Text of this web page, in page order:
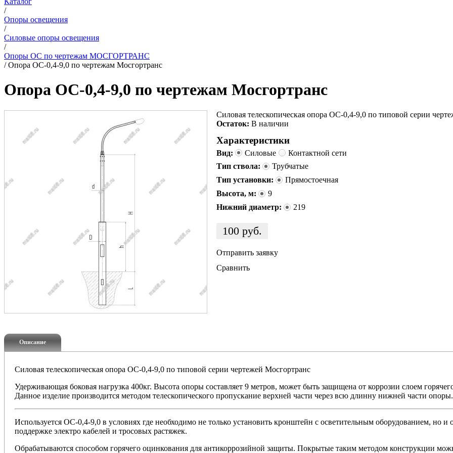
/
Опоры освещения
/
Силовые опоры освещения
/
Опоры ОС по чертежам МОСГОРТРАНС
/Опора ОС-0,4-9,0 по чертежам Мосгортранс
Опора ОС-0,4-9,0 по чертежам Мосгортранс
Силовая телескопическая опора ОС-0,4-9,0 по типовой серии
Остаток: В наличии
Характеристики
Вид: Силовые
Контактной сети
Тип ствола:
Трубчатые
Тип установки:
Прямостоечная
Высота, м:
9
Нижний диаметр:
219
100 руб.
Отправить заявку
Сравнить
Описание
Силовая телескопическая опора ОС-0,4-9,0 по типовой серии чертежей Мосгортранс
Удерживающая боковая нагрузка 400кг. Высота опоры составляет 9 метров, может быть защищена от коррозии слоем
Данное изделие производится методом телескопического пропускание верхней части через всю длинну нижней части опоры.
Используется ОС-0,4-9,0 в условиях где необходимо не только установить кронштейн с осветительным оборудованием, но
поддержке электро кабелей и тросовых растяжек.
Обрабатываются способом горячего оцинкования для антикоррозийной защиты. Покрытые таким методом конструкции